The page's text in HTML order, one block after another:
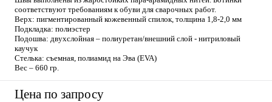
соответствуют требованиям к обуви для сварочных работ.
Верх: пигментированный кожевенный спилок, толщина 1,8-2,0 мм
Подкладка: полиэстер
Подошва: двухслойная – полиуретан/внешний слой - нитриловый
каучук
Стелька: съемная, полиамид на Эва (EVA)
Вес – 660 гр.
Цена по запросу